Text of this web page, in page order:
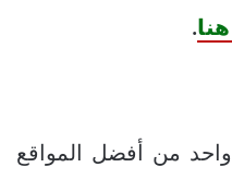
.
من أفضل المواقع